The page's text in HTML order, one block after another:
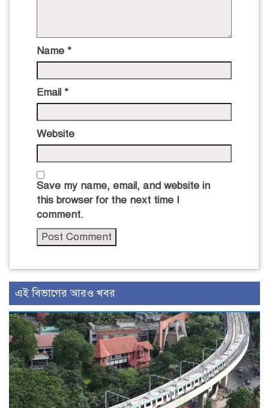
Name *
Email *
Website
Save my name, email, and website in
this browser for the next time I
comment.
এই বিভাগের আরও খবর